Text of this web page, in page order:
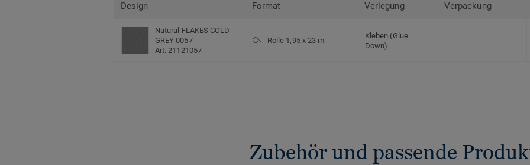
Design Format Verlegung Verpackung
Natural FLAKES COLD
GREY 0057
Art. 21121057
Rolle 1,95 x 23 m
Kleben (Glue
Down)
Zubehör und passende